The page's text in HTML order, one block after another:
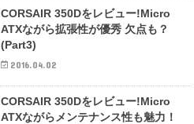
CORSAIR 350Dをレビュー!Micro
ATXながら拡張性が優秀 欠点も？
(Part3)
2016.04.02
CORSAIR 350Dをレビュー!Micro
ATXながらメンテナンス性も魅力！